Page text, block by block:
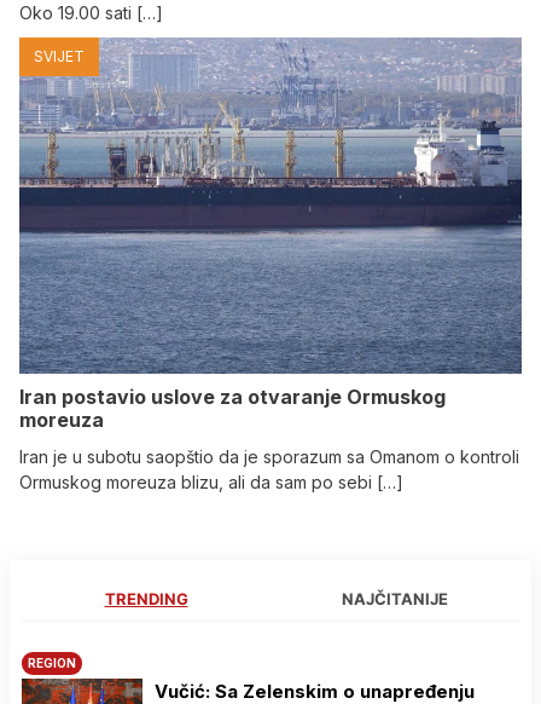
Oko 19.00 sati […]
SVIJET
Iran postavio uslove za otvaranje Ormuskog
moreuza
Iran je u subotu saopštio da je sporazum sa Omanom o kontroli
Ormuskog moreuza blizu, ali da sam po sebi […]
TRENDING NAJČITANIJE
REGION
Vučić: Sa Zelenskim o unapređenju